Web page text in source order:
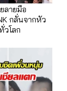
ลายมือ
กลั่นจากหัว
วโลก